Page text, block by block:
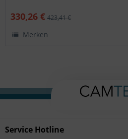
330,26 € 423,41 €
Merken
Service Hotline